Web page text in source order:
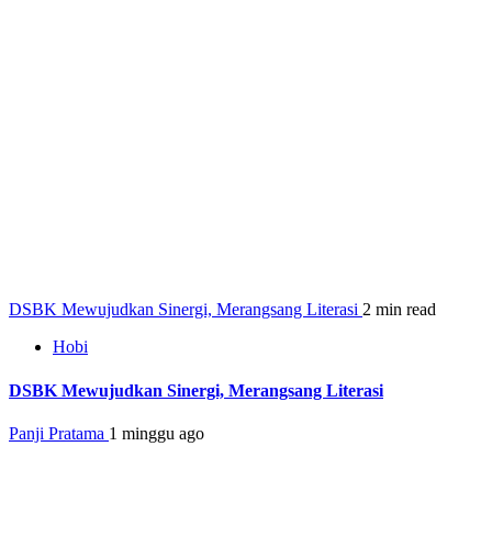
DSBK Mewujudkan Sinergi, Merangsang Literasi 2 min read
Hobi
DSBK Mewujudkan Sinergi, Merangsang Literasi
Panji Pratama 1 minggu ago